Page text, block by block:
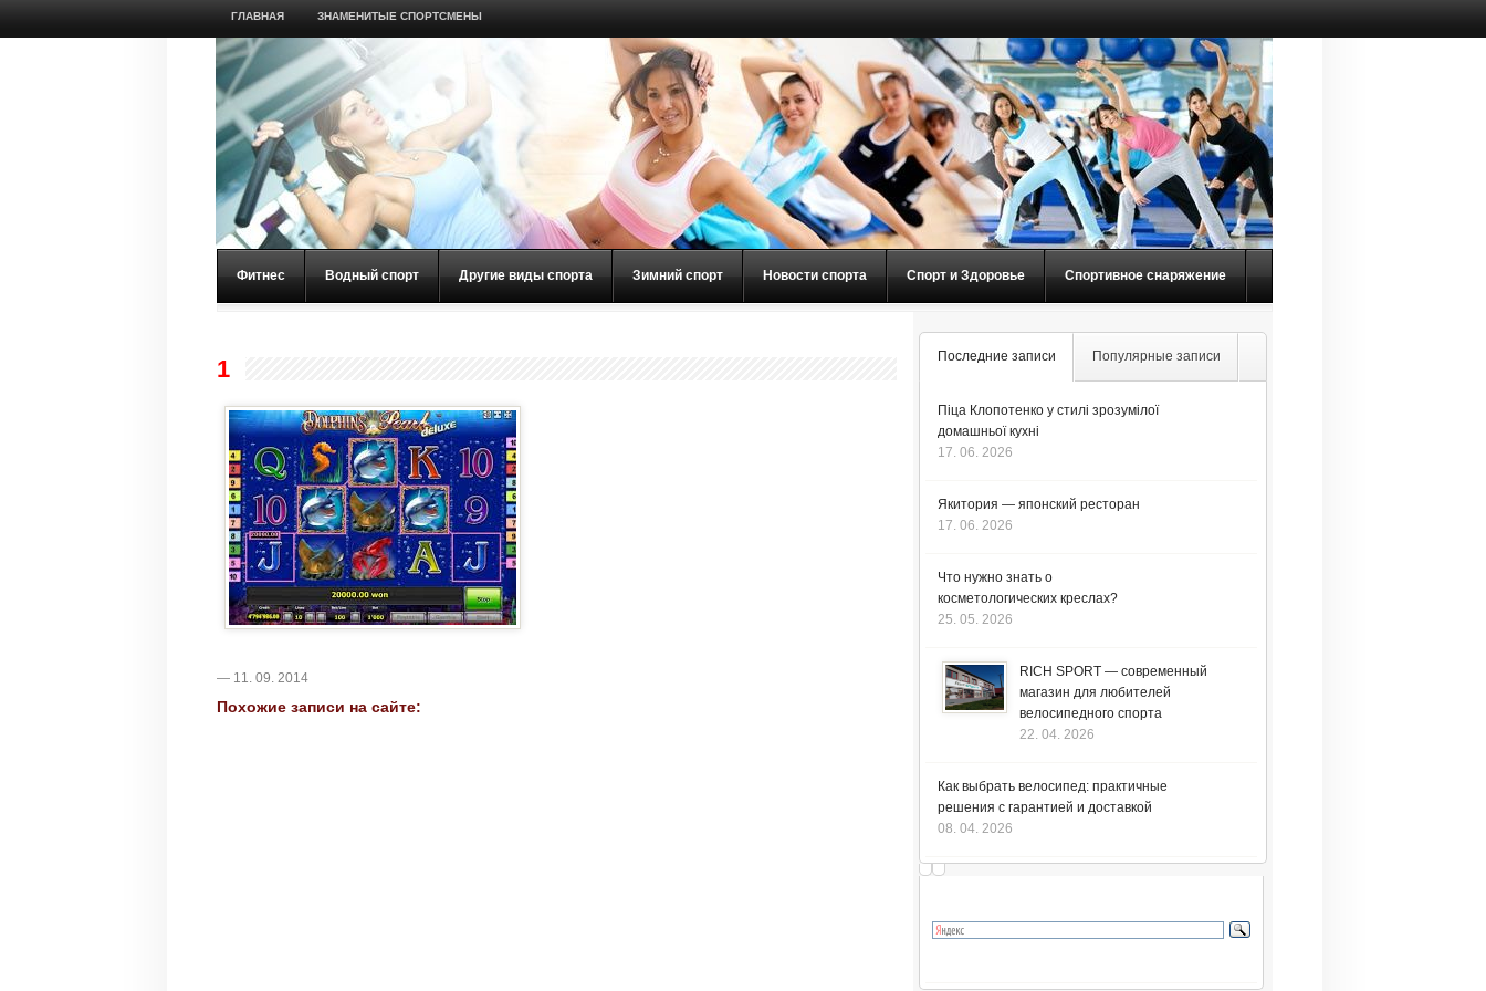
ГЛАВНАЯ ЗНАМЕНИТЫЕ СПОРТСМЕНЫ
Фитнес Водный спорт Другие виды спорта Зимний спорт Новости спорта Спорт и Здоровье Спортивное снаряжение
1
— 11. 09. 2014
Похожие записи на сайте:
Последние записи Популярные записи
Піца Клопотенко у стилі зрозумілої
домашньої кухні
17. 06. 2026
Якитория — японский ресторан
17. 06. 2026
Что нужно знать о
косметологических креслах?
25. 05. 2026
RICH SPORT — современный
магазин для любителей
велосипедного спорта
22. 04. 2026
Как выбрать велосипед: практичные
решения с гарантией и доставкой
08. 04. 2026